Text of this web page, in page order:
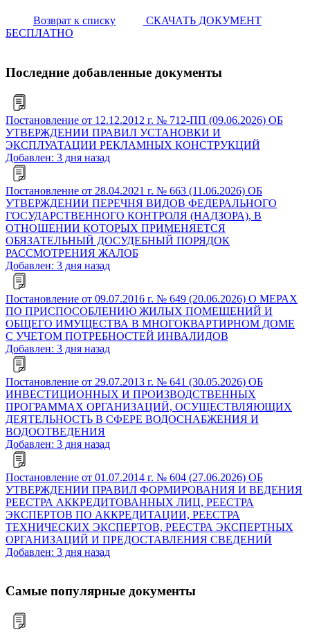
Возврат к списку
СКАЧАТЬ ДОКУМЕНТ
БЕСПЛАТНО
Последние добавленные документы
Постановление от 12.12.2012 г. № 712-ПП (09.06.2026) ОБ
УТВЕРЖДЕНИИ ПРАВИЛ УСТАНОВКИ И
ЭКСПЛУАТАЦИИ РЕКЛАМНЫХ КОНСТРУКЦИЙ
Добавлен: 3 дня назад
Постановление от 28.04.2021 г. № 663 (11.06.2026) ОБ
УТВЕРЖДЕНИИ ПЕРЕЧНЯ ВИДОВ ФЕДЕРАЛЬНОГО
ГОСУДАРСТВЕННОГО КОНТРОЛЯ (НАДЗОРА), В
ОТНОШЕНИИ КОТОРЫХ ПРИМЕНЯЕТСЯ
ОБЯЗАТЕЛЬНЫЙ ДОСУДЕБНЫЙ ПОРЯДОК
РАССМОТРЕНИЯ ЖАЛОБ
Добавлен: 3 дня назад
Постановление от 09.07.2016 г. № 649 (20.06.2026) О МЕРАХ
ПО ПРИСПОСОБЛЕНИЮ ЖИЛЫХ ПОМЕЩЕНИЙ И
ОБЩЕГО ИМУЩЕСТВА В МНОГОКВАРТИРНОМ ДОМЕ
С УЧЕТОМ ПОТРЕБНОСТЕЙ ИНВАЛИДОВ
Добавлен: 3 дня назад
Постановление от 29.07.2013 г. № 641 (30.05.2026) ОБ
ИНВЕСТИЦИОННЫХ И ПРОИЗВОДСТВЕННЫХ
ПРОГРАММАХ ОРГАНИЗАЦИЙ, ОСУЩЕСТВЛЯЮЩИХ
ДЕЯТЕЛЬНОСТЬ В СФЕРЕ ВОДОСНАБЖЕНИЯ И
ВОДООТВЕДЕНИЯ
Добавлен: 3 дня назад
Постановление от 01.07.2014 г. № 604 (27.06.2026) ОБ
УТВЕРЖДЕНИИ ПРАВИЛ ФОРМИРОВАНИЯ И ВЕДЕНИЯ
РЕЕСТРА АККРЕДИТОВАННЫХ ЛИЦ, РЕЕСТРА
ЭКСПЕРТОВ ПО АККРЕДИТАЦИИ, РЕЕСТРА
ТЕХНИЧЕСКИХ ЭКСПЕРТОВ, РЕЕСТРА ЭКСПЕРТНЫХ
ОРГАНИЗАЦИЙ И ПРЕДОСТАВЛЕНИЯ СВЕДЕНИЙ
Добавлен: 3 дня назад
Самые популярные документы